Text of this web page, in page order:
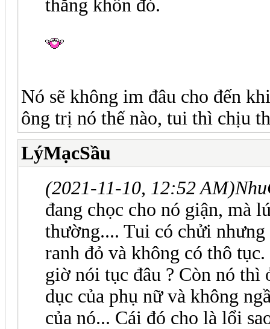
thằng khốn đó.
Nó sẽ không im đâu cho đến
ông trị nó thế nào, tui thì chịu
LýMạcSầu
(2021-11-10, 12:52 AM)
đang chọc cho nó giận, mà
thường.... Tui có chửi
ranh đỏ và không có thô
giờ nói tục đâu ? Còn nó thì
dục của phụ nữ và không
của nó... Cái đó cho là lổi